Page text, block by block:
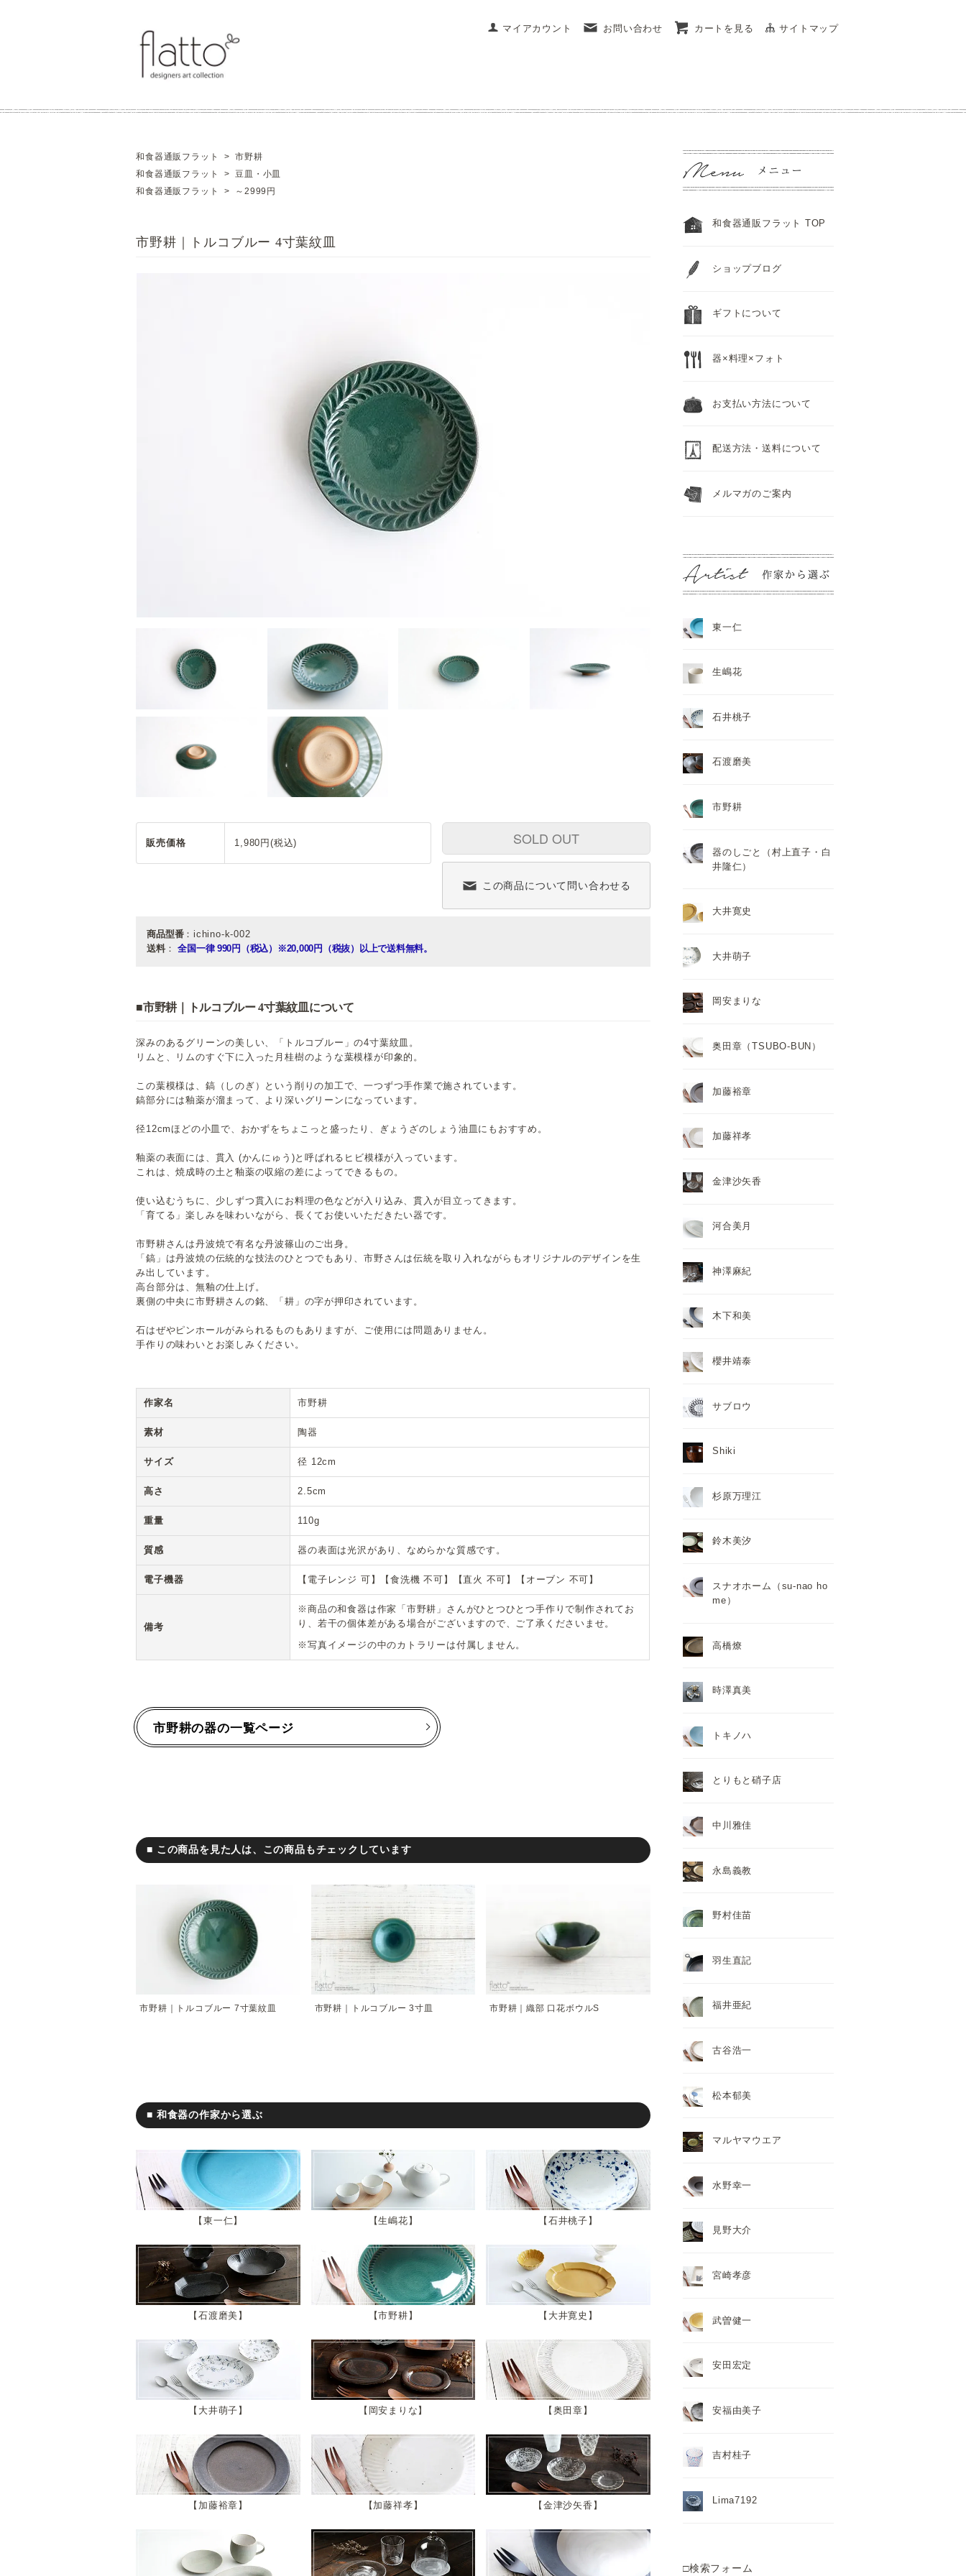
マイアカウント お問い合わせ カートを見る サイトマップ
和食器通販フラット >市野耕
和食器通販フラット
>豆皿・小皿
和食器通販フラット
> ～2999円
市野耕｜トルコブルー 4寸葉紋皿
販売価格 1,980円(税込) SOLD OUT
この商品について問い合わせる
商品型番：ichino-k-002
送料： 全国一律 990円（税込） ※20,000円（税抜）以上で送料無料。
■市野耕｜トルコブルー 4寸葉紋皿について
深みのあるグリーンの美しい、「トルコブルー」の4寸葉紋皿。
リムと、リムのすぐ下に入った月桂樹のような葉模様が印象的。
この葉模様は、鎬（しのぎ）という削りの加工で、一つずつ手作業で施されています。
鎬部分には釉薬が溜まって、より深いグリーンになっています。
径12cmほどの小皿で、おかずをちょこっと盛ったり、ぎょうざのしょう油皿にもおすすめ。
釉薬の表面には、貫入 (かんにゅう)と呼ばれるヒビ模様が入っています。
これは、焼成時の土と釉薬の収縮の差によってできるもの。
使い込むうちに、少しずつ貫入にお料理の色などが入り込み、貫入が目立ってきます。
「育てる」楽しみを味わいながら、長くてお使いいただきたい器です。
市野耕さんは丹波焼で有名な丹波篠山のご出身。
「鎬」は丹波焼の伝統的な技法のひとつでもあり、市野さんは伝統を取り入れながらもオリジナルのデザインを生
み出しています。
高台部分は、無釉の仕上げ。
裏側の中央に市野耕さんの銘、「耕」の字が押印されています。
石はぜやピンホールがみられるものもありますが、ご使用には問題ありません。
手作りの味わいとお楽しみください。
作家名 市野耕
素材 陶器
サイズ 径 12cm
高さ 2.5cm
重量 110g
質感 器の表面は光沢があり、なめらかな質感です。
電子機器 【電子レンジ 可】【食洗機 不可】【直火 不可】【オーブン 不可】
備考
※商品の和食器は作家「市野耕」さんがひとつひとつ手作りで制作されてお
り、若干の個体差がある場合がございますので、ご了承くださいませ。
※写真イメージの中のカトラリーは付属しません。
市野耕の器の一覧ページ
■ この商品を見た人は、この商品もチェックしています
市野耕｜トルコブルー 7寸葉紋皿 市野耕｜トルコブルー 3寸皿 市野耕｜織部 口花ボウルS
■ 和食器の作家から選ぶ
東一仁 生嶋花 石井桃子
石渡磨美 市野耕 大井寛史
大井萌子 岡安まりな 奥田章
加藤裕章 加藤祥孝 金津沙矢香
和食器通販フラット TOP
ショップブログ
ギフトについて
器×料理×フォト
お支払い方法について
配送方法・送料について
メルマガのご案内
東一仁
生嶋花
石井桃子
石渡磨美
市野耕
器のしごと（村上直子・白
井隆仁）
大井寛史
大井萌子
岡安まりな
奥田章（TSUBO-BUN）
加藤裕章
加藤祥孝
金津沙矢香
河合美月
神澤麻紀
木下和美
櫻井靖泰
サブロウ
Shiki
杉原万理江
鈴木美汐
スナオホーム（su-nao ho
me）
高橋燎
時澤真美
トキノハ
とりもと硝子店
中川雅佳
永島義教
野村佳苗
羽生直記
福井亜紀
古谷浩一
松本郁美
マルヤマウエア
水野幸一
見野大介
宮崎孝彦
武曽健一
安田宏定
安福由美子
吉村桂子
Lima7192
□検索フォーム